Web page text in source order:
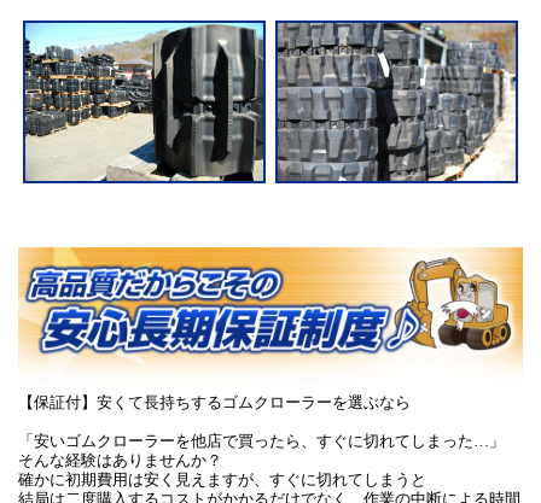
【保証付】安くて長持ちするゴムクローラーを選ぶなら
「安いゴムクローラーを他店で買ったら、すぐに切れてしまった…」
そんな経験はありませんか？
確かに初期費用は安く見えますが、すぐに切れてしまうと
結局は二度購入するコストがかかるだけでなく、作業の中断による時間